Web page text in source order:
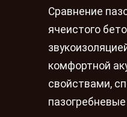
Сравнение
ячеистого
комфортной
свойствами,